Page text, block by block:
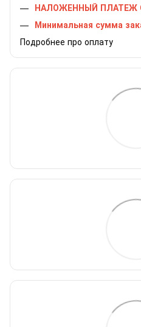
НАЛОЖЕННЫЙ ПЛАТЕЖ
Минимальная сумма
Подробнее про оплату